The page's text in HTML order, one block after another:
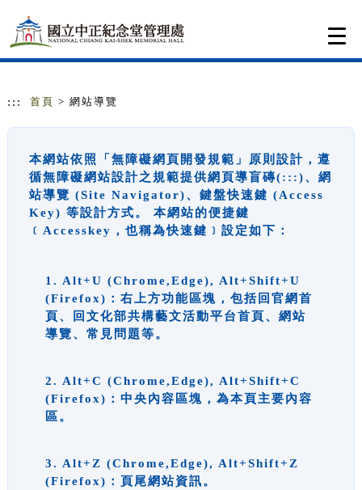
::: 首頁 > 網站導覽
本網站依照「無障礙網頁開發規範」原則設計，遵
循無障礙網站設計之規範提供網頁導盲磚(:::)、網
站導覽 (Site Navigator)、鍵盤快速鍵 (Access
Key) 等設計方式。 本網站的便捷鍵
﹝Accesskey，也稱為快速鍵﹞設定如下：
1. Alt+U (Chrome,Edge), Alt+Shift+U
(Firefox)：右上方功能區塊，包括回官網首
頁、回文化部共構藝文活動平台首頁、網站
導覽、常見問題等。
2. Alt+C (Chrome,Edge), Alt+Shift+C
(Firefox)：中央內容區塊，為本頁主要內容
區。
3. Alt+Z (Chrome,Edge), Alt+Shift+Z
(Firefox)：頁尾網站資訊。